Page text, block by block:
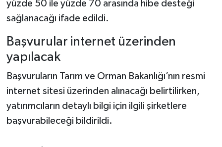
yüzde 50 ile yüzde 70 arasında hibe desteği
sağlanacağı ifade edildi.
Başvurular internet üzerinden
yapılacak
Başvuruların Tarım ve Orman Bakanlığı’nın resmi
internet sitesi üzerinden alınacağı belirtilirken,
yatırımcıların detaylı bilgi için ilgili şirketlere
başvurabileceği bildirildi.